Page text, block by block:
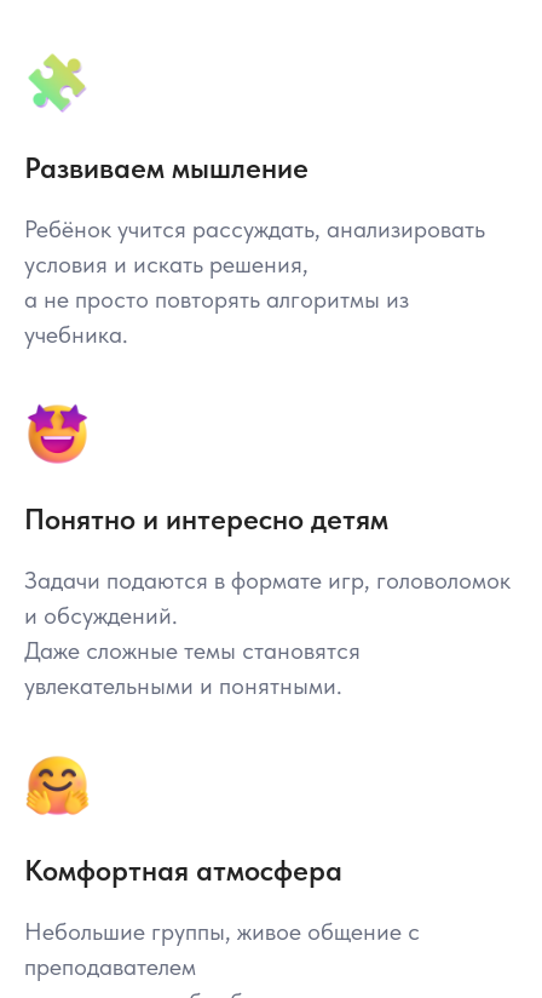
Развиваем мышление
Ребёнок учится рассуждать, анализировать
условия и искать решения,
а не просто повторять алгоритмы из
учебника.
Понятно и интересно детям
Задачи подаются в формате игр, головоломок
и обсуждений.
Даже сложные темы становятся
увлекательными и понятными.
Комфортная атмосфера
Небольшие группы, живое общение с
преподавателем